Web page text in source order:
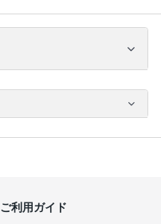
ご利用ガイド